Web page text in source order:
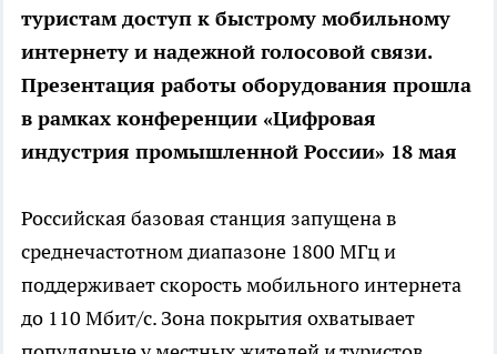
туристам доступ к быстрому мобильному
интернету и надежной голосовой связи.
Презентация работы оборудования прошла
в рамках конференции «Цифровая
индустрия промышленной России» 18 мая
Российская базовая станция запущена в
среднечастотном диапазоне 1800 МГц и
поддерживает скорость мобильного интернета
до 110 Мбит/с. Зона покрытия охватывает